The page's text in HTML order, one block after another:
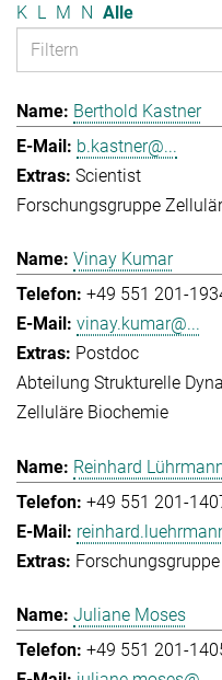
K L M N Alle
Berthold Kastner
b.kastner@...
Scientist
Forschungsgruppe
Vinay Kumar
+49 551 201-
vinay.kumar@...
Postdoc
Abteilung Strukturelle
Zelluläre Biochemie
Reinhard
+49 551 201-
Juliane Moses
+49 551 201-